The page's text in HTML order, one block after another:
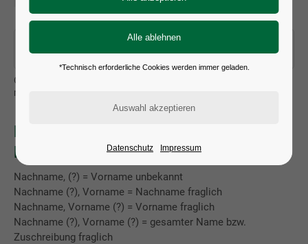
Geben Sie den Nachnamen des Künstlers ein und bestätigen Sie
mit »Enter«
Hinweise zur Erfassung der
Künstlernamen
Nachname, (?) = Vorname unbekannt
Nachname (?), Vorname = Nachname fraglich
Nachname, Vorname (?) = Vorname fraglich
Nachname (?), Vorname (?) = gesamter Name bzw.
Zuschreibung fraglich
*Technisch erforderliche Cookies werden immer geladen.
Datenschutz Impressum